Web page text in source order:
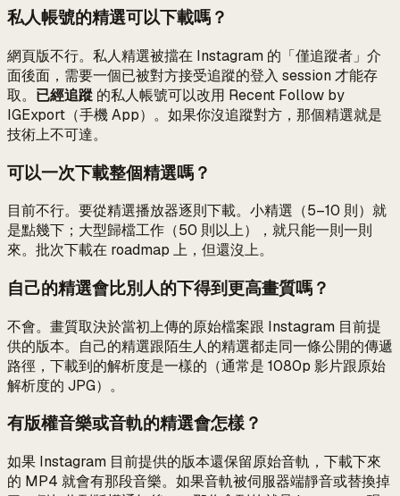
私人帳號的精選可以下載嗎？
網頁版不行。私人精選被擋在 Instagram 的「僅追蹤者」介
面後面，需要一個已被對方接受追蹤的登入 session 才能存
取。 已經追蹤 的私人帳號可以改用 Recent Follow by
IGExport（手機 App）。如果你沒追蹤對方，那個精選就是
技術上不可達。
可以一次下載整個精選嗎？
目前不行。要從精選播放器逐則下載。小精選（5–10 則）就
是點幾下；大型歸檔工作（50 則以上），就只能一則一則
來。批次下載在 roadmap 上，但還沒上。
自己的精選會比別人的下得到更高畫質嗎？
不會。畫質取決於當初上傳的原始檔案跟 Instagram 目前提
供的版本。自己的精選跟陌生人的精選都走同一條公開的傳遞
路徑，下載到的解析度是一樣的（通常是 1080p 影片跟原始
解析度的 JPG）。
有版權音樂或音軌的精選會怎樣？
如果 Instagram 目前提供的版本還保留原始音軌，下載下來
的 MP4 就會有那段音樂。如果音軌被伺服器端靜音或替換掉